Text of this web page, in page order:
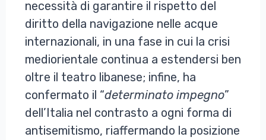
necessità di garantire il rispetto del
diritto della navigazione nelle acque
internazionali, in una fase in cui la crisi
mediorientale continua a estendersi ben
oltre il teatro libanese; infine, ha
confermato il “determinato impegno”
dell’Italia nel contrasto a ogni forma di
antisemitismo, riaffermando la posizione